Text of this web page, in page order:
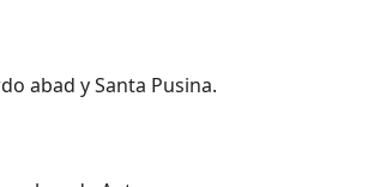
abad y Santa Pusina.